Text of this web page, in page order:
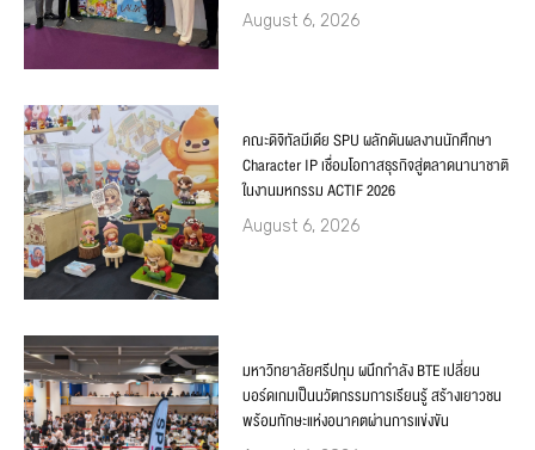
August 6, 2026
คณะดิจิทัลมีเดีย SPU ผลักดันผลงานนักศึกษา
Character IP เชื่อมโอกาสธุรกิจสู่ตลาดนานาชาติ
ในงานมหกรรม ACTIF 2026
August 6, 2026
มหาวิทยาลัยศรีปทุม ผนึกกำลัง BTE เปลี่ยน
บอร์ดเกมเป็นนวัตกรรมการเรียนรู้ สร้างเยาวชน
พร้อมทักษะแห่งอนาคตผ่านการแข่งขัน